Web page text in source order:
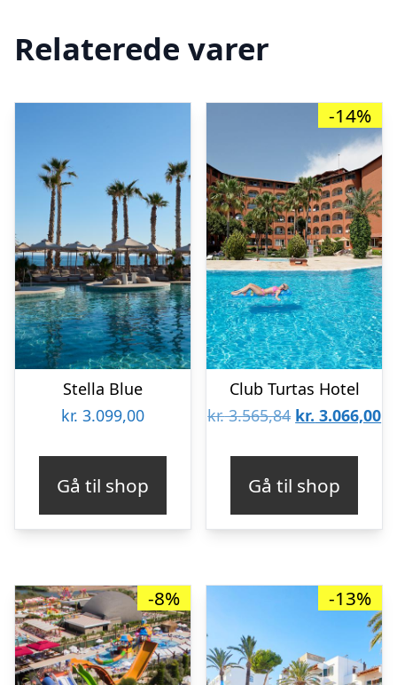
Relaterede varer
Stella Blue
kr. 3.099,00
Gå til shop
-14%
Club Turtas Hotel
kr.3.565,84 Den
var:
kr. 3.565,84.
kr. 3.066,00
Gå til shop
-8% -13%